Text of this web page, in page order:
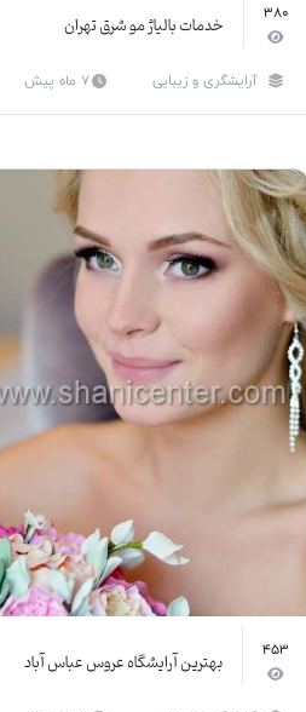
380 خدمات بالیاژ مو شرق تهران
آرایشگری و زیبایی 7 ماه پیش
453 بهترین آرایشگاه عروس عباس آباد